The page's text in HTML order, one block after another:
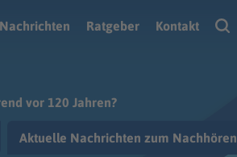
Nachrichten Ratgeber Kontakt
vor 120 Jahren?
Aktuelle Nachrichten zum Nachhören